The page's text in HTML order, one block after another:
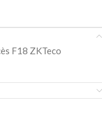
F18 ZKTeco